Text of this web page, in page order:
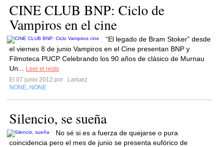
CINE CLUB BNP: Ciclo de
“El legado de Bram Stoker” desde
el viernes 8 de junio Vampiros en el Cine presentan BNP y
Filmoteca PUCP Celebrando los 90 años de clásico de Murnau
Un...
Leer el resto
El 07 junio 2012 por
Lanuez
NONE NONE
Silencio, se sueña
No sé si es a fuerza de quejarse o pura
coincidencia pero el mes de junio se presenta eufórico de